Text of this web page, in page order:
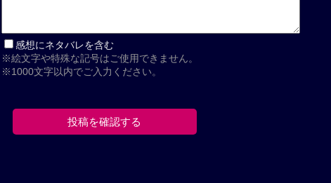
感想にネタバレを含む
※絵文字や特殊な記号はご使用できません。
※1000文字以内でご入力ください。